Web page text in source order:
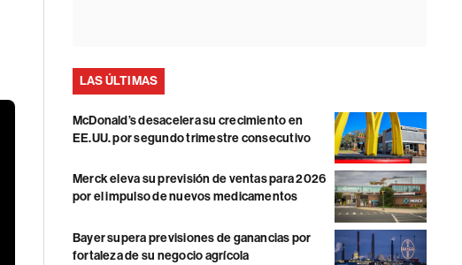
LAS ÚLTIMAS
McDonald’s desacelera su crecimiento en
EE.UU. por segundo trimestre consecutivo
Merck eleva su previsión de ventas para 2026
por el impulso de nuevos medicamentos
Bayer supera previsiones de ganancias por
fortaleza de su negocio agrícola